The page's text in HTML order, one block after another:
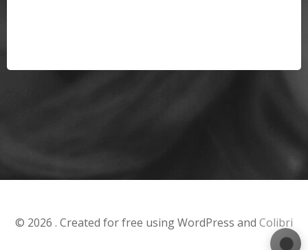
© 2026 . Created for free using WordPress and Colibri